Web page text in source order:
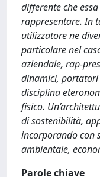
differente che
rappresentare. In
utilizzatore ne
particolare nel
aziendale, rap-
dinamici,
disciplina
fisico.
di sostenibilità,
incorporando con
ambientale,
Parole chiave